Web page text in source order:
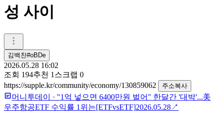
성 사이
김백찬#oBDe
2026.05.28 16:02
조회 194추천 1 스크랩 0
https://supple.kr/community/economy/130859062
주소복사
머니투데이 · "1억 넣으면 6400만원 벌어" 한달간 '대박'...美
우주항공ETF 수익률 1위는[ETFvsETF]2026.05.28↗